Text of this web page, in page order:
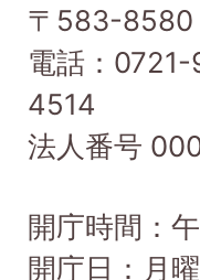
町
Taishi
Town
〒583-8580
電話：
4514
法人番号
開庁時間：
開庁日：月